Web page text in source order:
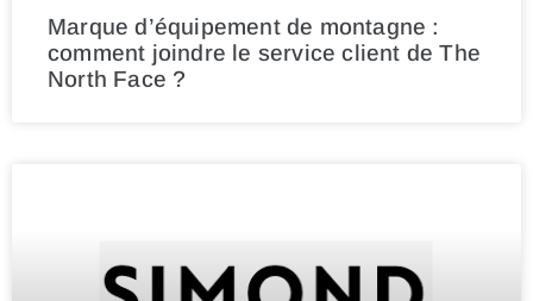
Marque d’équipement de montagne :
comment joindre le service client de The
North Face ?